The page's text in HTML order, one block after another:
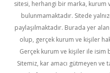
sitesi, herhangi bir marka, kurum
bulunmamaktadır. Sitede
paylaşılmaktadır. Burada yer
olup, gerçek kurum ve kişiler
Gerçek kurum ve kişiler ile
Sitemiz, kar amacı gütmeyen